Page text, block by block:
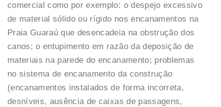
comercial como por exemplo: o despejo excessivo
de material sólido ou rígido nos encanamentos na
Praia Guaraú que desencadeia na obstrução dos
canos; o entupimento em razão da deposição de
materiais na parede do encanamento; problemas
no sistema de encanamento da construção
(encanamentos instalados de forma incorreta,
desníveis, ausência de caixas de passagens,